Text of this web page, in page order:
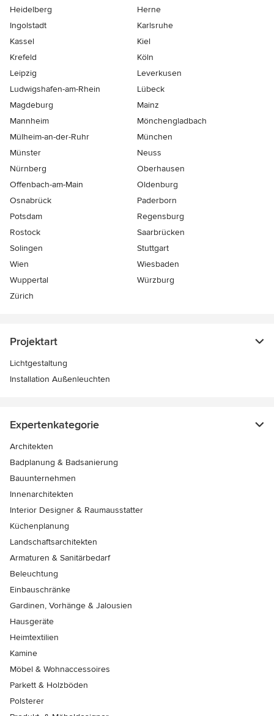
Heidelberg
Herne
Ingolstadt
Karlsruhe
Kassel
Kiel
Krefeld
Köln
Leipzig
Leverkusen
Ludwigshafen-am-Rhein
Lübeck
Magdeburg
Mainz
Mannheim
Mönchen­gladbach
Mülheim-an-der-Ruhr
München
Münster
Neuss
Nürnberg
Oberhausen
Offenbach-am-Main
Oldenburg
Osnabrück
Paderborn
Potsdam
Regensburg
Rostock
Saarbrücken
Solingen
Stuttgart
Wien
Wiesbaden
Wuppertal
Würzburg
Zürich
Projektart
Lichtgestaltung
Installation Außenleuchten
Expertenkategorie
Architekten
Badplanung & Badsanierung
Bauunternehmen
Innenarchitekten
Interior Designer & Raumausstatter
Küchenplanung
Landschaftsarchitekten
Armaturen & Sanitärbedarf
Beleuchtung
Einbauschränke
Gardinen, Vorhänge & Jalousien
Hausgeräte
Heimtextilien
Kamine
Möbel & Wohnaccessoires
Parkett & Holzböden
Polsterer